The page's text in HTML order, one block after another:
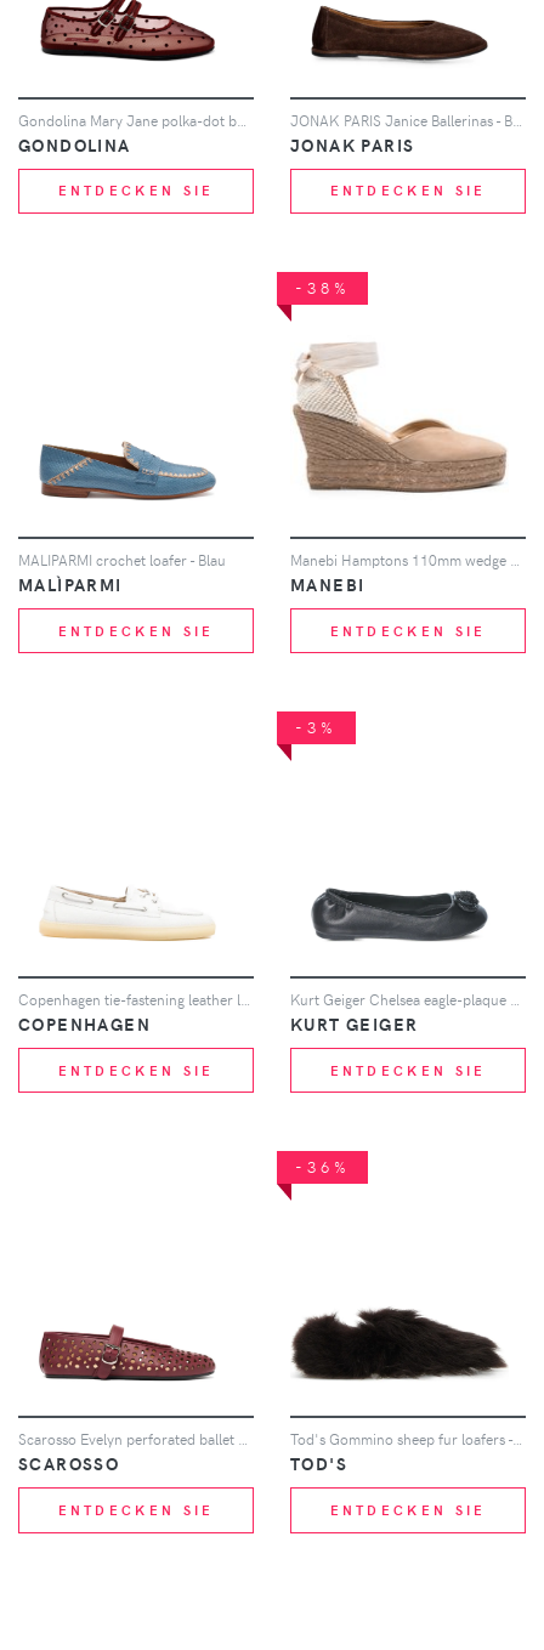
GONDOLINA
ENTDECKEN SIE
JONAK PARIS
ENTDECKEN SIE
MALIPARMI crochet loafer - Blau
MALÌPARMI
ENTDECKEN SIE
-38%
MANEBI
ENTDECKEN SIE
COPENHAGEN
ENTDECKEN SIE
-3%
KURT GEIGER
ENTDECKEN SIE
Scarosso Evelyn perforated ballet flats - Rot
SCAROSSO
ENTDECKEN SIE
-36%
Tod's Gommino sheep fur loafers - Braun
TOD'S
ENTDECKEN SIE